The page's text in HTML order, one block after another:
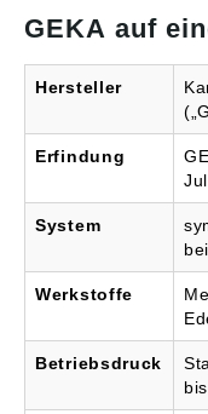
GEKA auf
Hersteller
Erfindung
System
Werkstoffe
Betriebsdruck